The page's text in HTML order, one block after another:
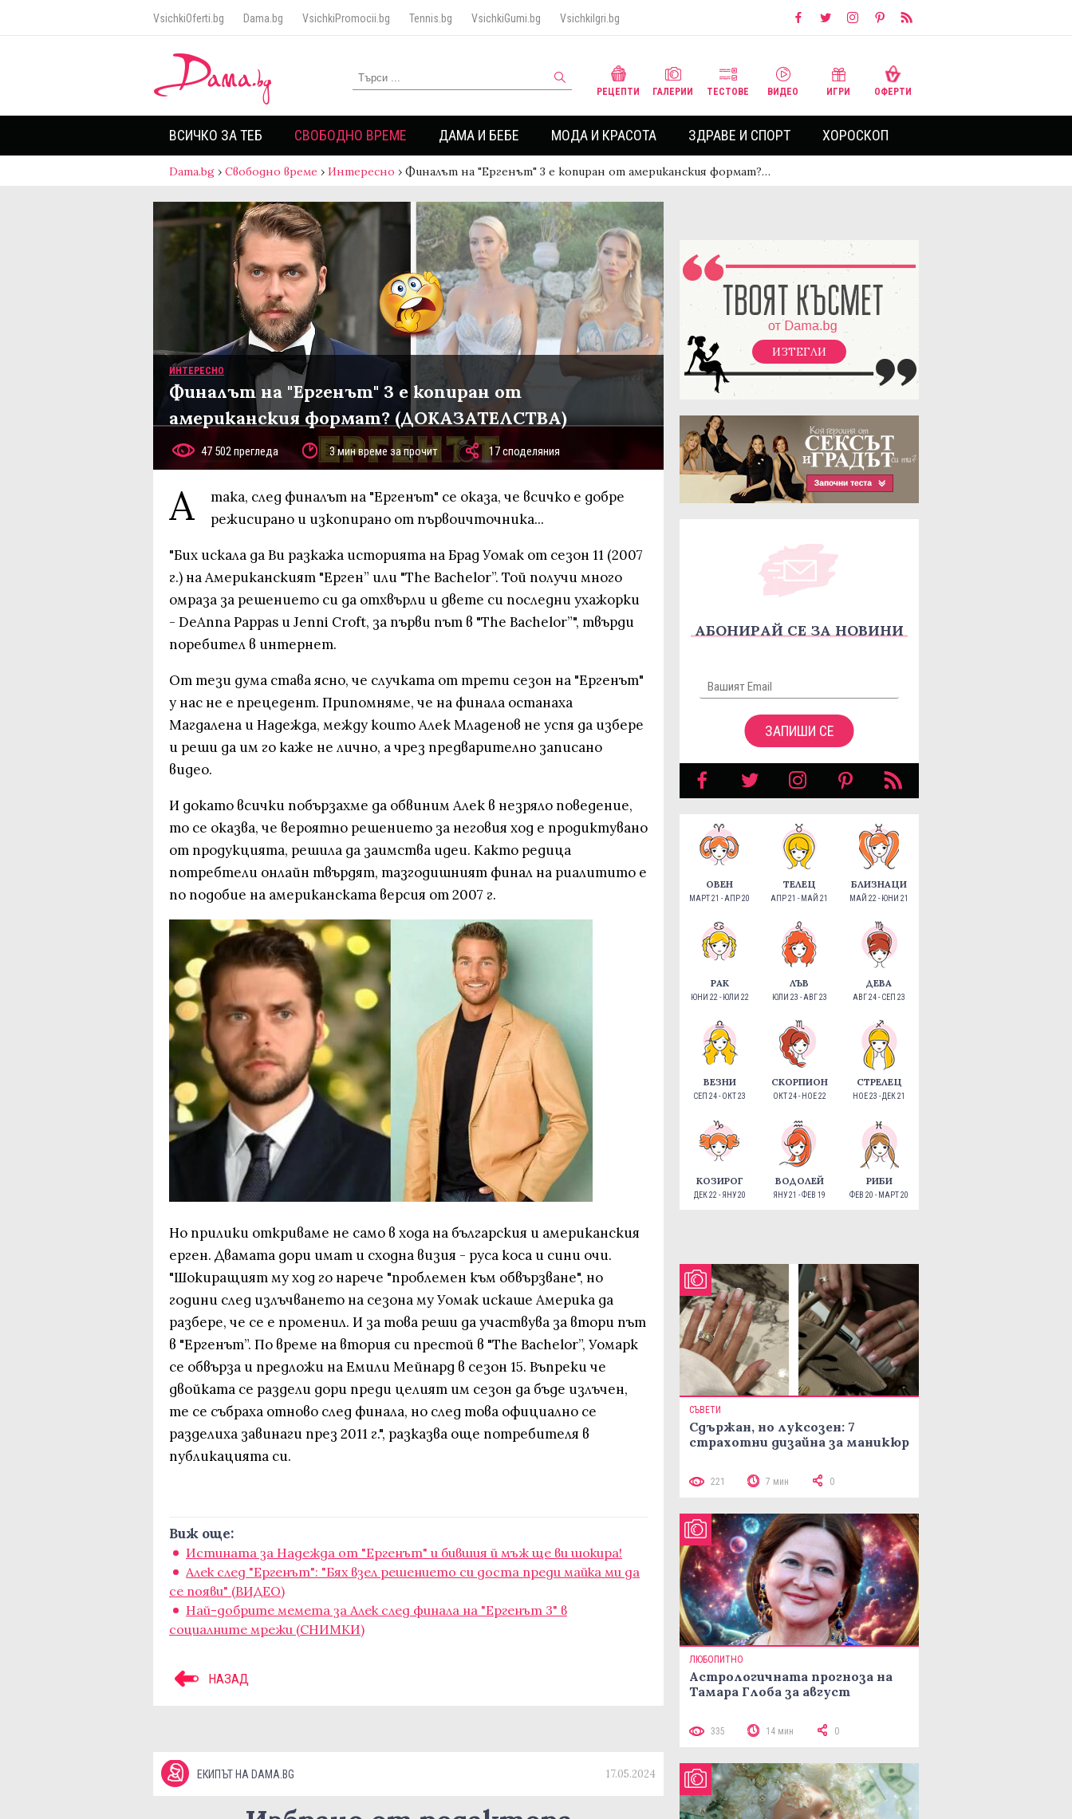
VsichkiOferti.bg Dama.bg VsichkiPromocii.bg Tennis.bg VsichkiGumi.bg VsichkiIgri.bg
РЕЦЕПТИ ГАЛЕРИИ ТЕСТОВЕ ВИДЕО ИГРИ ОФЕРТИ
ВСИЧКО ЗА ТЕБ СВОБОДНО ВРЕМЕ ДАМА И БЕБЕ МОДА И КРАСОТА ЗДРАВЕ И СПОРТ ХОРОСКОП
Dama.bg › Свободно време › Интересно › Финалът на "Ергенът" 3 е копиран от американския формат?…
ИНТЕРЕСНО
Финалът на "Ергенът" 3 е копиран от
американския формат? (ДОКАЗАТЕЛСТВА)
47 502 прегледа 3 мин време за прочит 17 споделяния
А
така, след финалът на "Ергенът" се оказа, че всичко е добре
режисирано и изкопирано от първоичточника...
"Бих искала да Ви разкажа историята на Брад Уомак от сезон 11 (2007
г.) на Американският "Ерген” или "The Bachelor”. Той получи много
омраза за решението си да отхвърли и двете си последни ухажорки
- DeAnna Pappas и Jenni Croft, за първи път в "The Bachelor”", твърди
поребител в интернет.
От тези дума става ясно, че случката от трети сезон на "Ергенът"
у нас не е прецедент. Припомняме, че на финала останаха
Магдалена и Надежда, между които Алек Младенов не успя да избере
и реши да им го каже не лично, а чрез предварително записано
видео.
И докато всички побързахме да обвиним Алек в незряло поведение,
то се оказва, че вероятно решението за неговия ход е продиктувано
от продукцията, решила да заимства идеи. Както редица
потребтели онлайн твърдят, тазгодишният финал на риалитито е
по подoбие на американската версия от 2007 г.
Но прилики откриваме не само в хода на българския и американския
ерген. Двамата дори имат и сходна визия - руса коса и сини очи.
"Шокиращият му ход го нарече "проблемен към обвързване", но
години след излъчването на сезона му Уомак искаше Америка да
разбере, че се е променил. И за това реши да участвува за втори път
в "Ергенът”. По време на втория си престой в "The Bachelor”, Уомарк
се обвърза и предложи на Емили Мейнард в сезон 15. Въпреки че
двойката се раздели дори преди целият им сезон да бъде излъчен,
те се събраха отново след финала, но след това официално се
разделиха завинаги през 2011 г.", разказва още потребителя в
публикацията си.
Виж още:
Истината за Надежда от "Ергенът" и бившия й мъж ще ви шокира!
Алек след "Ергенът": "Бях взел решението си доста преди майка ми да
се появи" (ВИДЕО)
Най-добрите мемета за Алек след финала на "Ергенът 3" в
социалните мрежи (СНИМКИ)
НАЗАД
ЕКИПЪТ НА DAMA.BG 17.05.2024
ИЗТЕГЛИ
АБОНИРАЙ СЕ ЗА НОВИНИ
ЗАПИШИ СЕ
ОВЕН
МАРТ 21 - АПР 20
ТЕЛЕЦ
АПР 21 - МАЙ 21
БЛИЗНАЦИ
МАЙ 22 - ЮНИ 21
РАК
ЮНИ 22 - ЮЛИ 22
ЛЪВ
ЮЛИ 23 - АВГ 23
ДЕВА
АВГ 24 - СЕП 23
ВЕЗНИ
СЕП 24 - ОКТ 23
СКОРПИОН
ОКТ 24 - НОЕ 22
СТРЕЛЕЦ
НОЕ 23 - ДЕК 21
КОЗИРОГ
ДЕК 22 - ЯНУ 20
ВОДОЛЕЙ
ЯНУ 21 - ФЕВ 19
РИБИ
ФЕВ 20 - МАРТ 20
СЪВЕТИ
Сдържан, но луксозен: 7
страхотни дизайна за маникюр
221 7 мин 0
ЛЮБОПИТНО
Астрологичната прогноза на
Тамара Глоба за август
335 14 мин 0